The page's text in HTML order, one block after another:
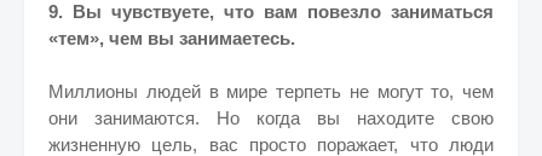
9. Вы чувствуете, что вам повезло заниматься
«тем», чем вы занимаетесь.
Миллионы людей в мире терпеть не могут то, чем
они занимаются. Но когда вы находите свою
жизненную цель, вас просто поражает, что люди